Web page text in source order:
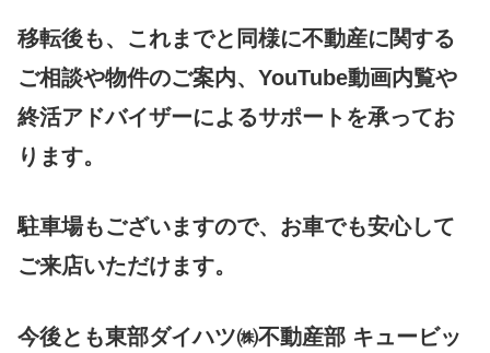
移転後も、これまでと同様に不動産に関する
ご相談や物件のご案内、YouTube動画内覧や
終活アドバイザーによるサポートを承ってお
ります。
駐車場もございますので、お車でも安心して
ご来店いただけます。
今後とも東部ダイハツ㈱不動産部 キュービッ